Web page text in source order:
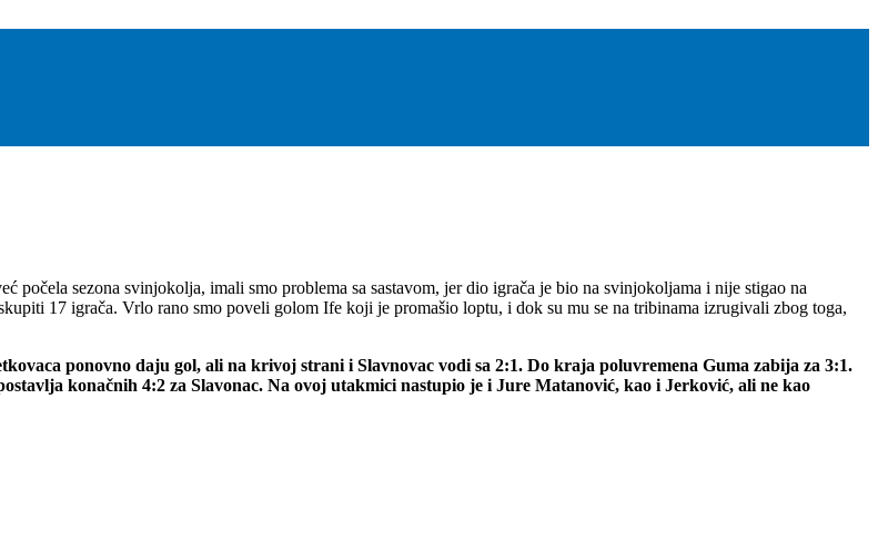
počela sezona svinjokolja, imali smo problema sa sastavom, jer dio igrača je bio na svinjokoljama i nije stigao na
17 igrača. Vrlo rano smo poveli golom Ife koji je promašio loptu, i dok su mu se na tribinama izrugivali zbog toga,
ponovno daju gol, ali na krivoj strani i Slavnovac vodi sa 2:1. Do kraja poluvremena Guma zabija za 3:1.
konačnih 4:2 za Slavonac. Na ovoj utakmici nastupio je i Jure Matanović, kao i Jerković, ali ne kao